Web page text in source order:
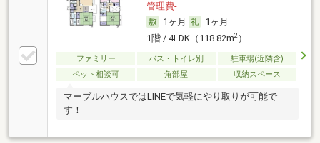
管理費-
1ヶ月
1ヶ月
1階 / 4LDK（118.82m2）
ファミリー バス・トイレ別
駐車場(近隣含)
ペット相談可
角部屋 収納スペース
マーブルハウスではLINEで気軽にやり取りが可能で
す！